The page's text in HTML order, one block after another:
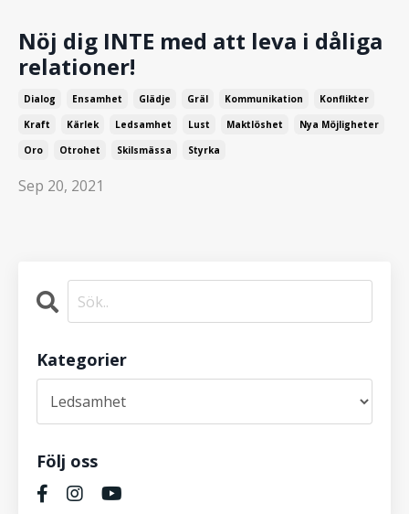
Nöj dig INTE med att leva i dåliga
relationer!
Dialog Ensamhet Glädje Gräl Kommunikation
Konflikter
Kraft
Kärlek Ledsamhet Lust Maktlöshet
Nya Möjligheter
Oro
Otrohet Skilsmässa Styrka
Sep 20, 2021
Kategorier
Följ oss